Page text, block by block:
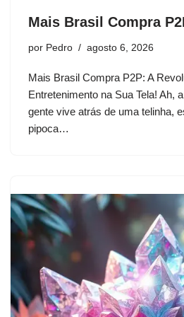
Mais Brasil Compra
por Pedro agosto 6, 2026
Mais Brasil Compra P2P: A
Entretenimento na Sua Tela! Ah,
gente vive atrás de uma telinha,
pipoca…